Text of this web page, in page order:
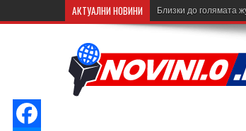
АКТУАЛНИ НОВИНИ Близки до голямата